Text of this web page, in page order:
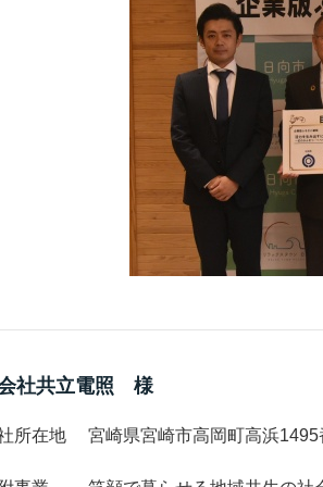
社共立電照 様
所在地 宮崎県宮崎市高岡町高浜